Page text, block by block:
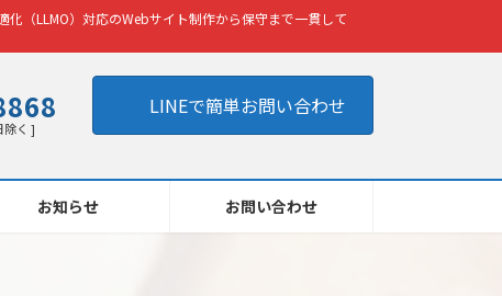
（LLMO）対応のWebサイト制作から保守まで一貫して
除く ]
LINEで簡単お問い合わせ
お知らせ お問い合わせ